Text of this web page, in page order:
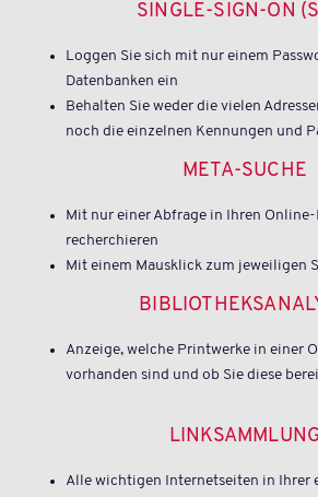
SINGLE-SIGN-ON
Loggen Sie sich mit nur einem
Datenbanken ein
Behalten Sie weder die vielen
noch die einzelnen Kennungen und
META-SUCHE
Mit nur einer Abfrage in Ihren
recherchieren
Mit einem Mausklick zum jeweiligen
Anzeige, welche Printwerke in einer
vorhanden sind und ob Sie diese
LINKSAMMLUNG
Alle wichtigen Internetseiten in Ihrer